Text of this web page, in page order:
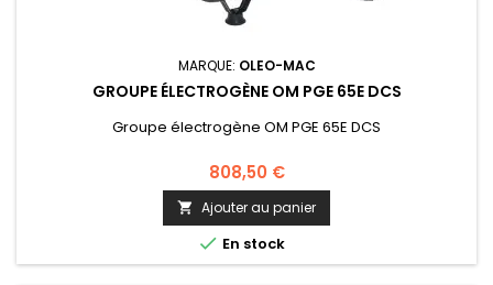
MARQUE: OLEO-MAC
GROUPE ÉLECTROGÈNE OM PGE 65E DCS
Groupe électrogène OM PGE 65E DCS
808,50 €
 Ajouter au panier
 En stock